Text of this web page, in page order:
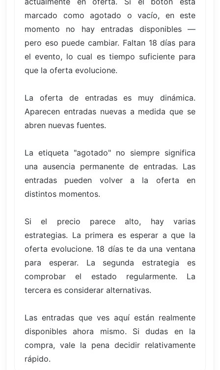
marcado como agotado o vacío, en este
momento no hay entradas disponibles —
pero eso puede cambiar. Faltan 18 días para
el evento, lo cual es tiempo suficiente para
que la oferta evolucione.
La oferta de entradas es muy dinámica.
Aparecen entradas nuevas a medida que se
abren nuevas fuentes.
La etiqueta "agotado" no siempre significa
una ausencia permanente de entradas. Las
entradas pueden volver a la oferta en
distintos momentos.
Si el precio parece alto, hay varias
estrategias. La primera es esperar a que la
oferta evolucione. 18 días te da una ventana
para esperar. La segunda estrategia es
comprobar el estado regularmente. La
tercera es considerar alternativas.
Las entradas que ves aquí están realmente
disponibles ahora mismo. Si dudas en la
compra, vale la pena decidir relativamente
rápido.